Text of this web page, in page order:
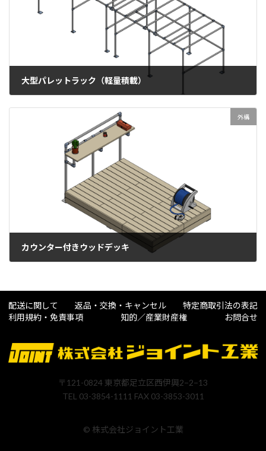
大型パレットラック（軽量積載）
外構
カウンター付きウッドデッキ
配送に関して 返品・交換・キャンセル
特定商取引法の表記
利用規約・免責事項
知的／産業財産権 お問合せ
〒121-0824 東京都足立区西伊興2−2−13
TEL 03-3854-1111 FAX 03-3853-3011
© 株式会社ジョイント工業